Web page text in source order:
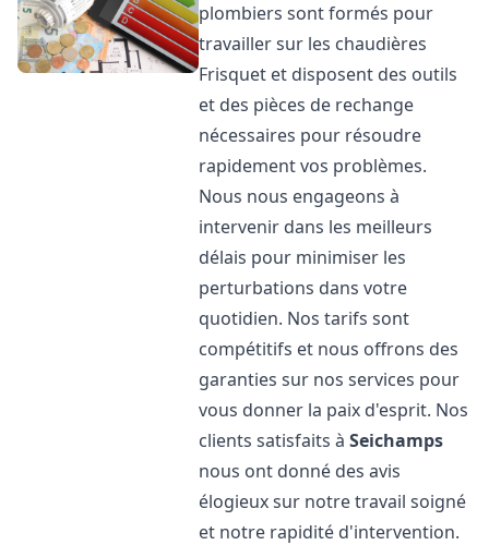
plombiers sont formés pour
travailler sur les chaudières
Frisquet et disposent des outils
et des pièces de rechange
nécessaires pour résoudre
rapidement vos problèmes.
Nous nous engageons à
intervenir dans les meilleurs
délais pour minimiser les
perturbations dans votre
quotidien. Nos tarifs sont
compétitifs et nous offrons des
garanties sur nos services pour
vous donner la paix d'esprit. Nos
clients satisfaits àSeichamps
nous ont donné des avis
élogieux sur notre travail soigné
et notre rapidité d'intervention.